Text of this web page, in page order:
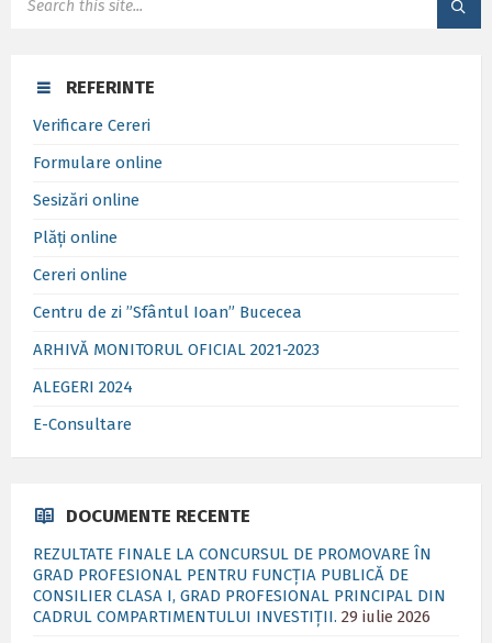
REFERINTE
Verificare Cereri
Formulare online
Sesizări online
Plăți online
Cereri online
Centru de zi ”Sfântul Ioan” Bucecea
ARHIVĂ MONITORUL OFICIAL 2021-2023
ALEGERI 2024
E-Consultare
DOCUMENTE RECENTE
REZULTATE FINALE LA CONCURSUL DE PROMOVARE ÎN
GRAD PROFESIONAL PENTRU FUNCȚIA PUBLICĂ DE
CONSILIER CLASA I, GRAD PROFESIONAL PRINCIPAL DIN
CADRUL COMPARTIMENTULUI INVESTIȚII. 29 iulie 2026